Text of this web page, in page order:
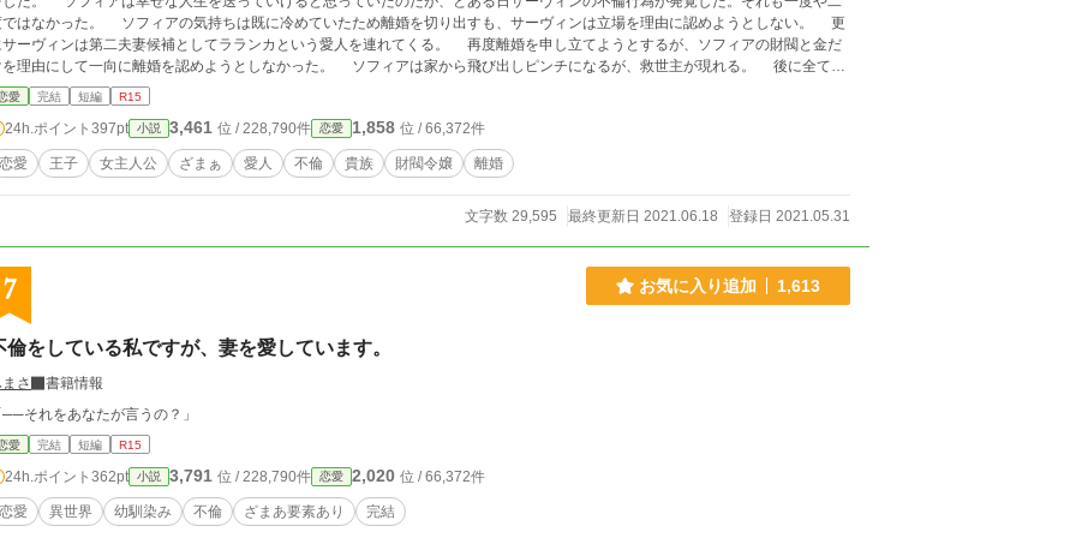
ソフィアの気持ちは既に冷めていたため離婚を切り出すも、サーヴィンは立場を理由に認めようとしない。 更
ーヴィンは第二夫妻候補としてラランカという愛人を連れてくる。 再度離婚を申し立てようとするが、ソフィアの財閥と金だ
由にして一向に離婚を認めようとしなかった。 ソフィアは家から飛び出しピンチになるが、救世主が現れる。 後に全ての
行きを話し、ロミオ＝ルーンブレイス第一王子を味方につけ、更にソフィアの父をも味方につけた。 ソフィアが想定していな
たほどの制裁が始まる。
愛 完結 短編 R15
24h.ポイント 397pt 小説 3,461 位 / 228,790件 恋愛 1,858 位 / 66,372件
恋愛 王子 女主人公 ざまぁ 愛人 不倫 貴族 財閥令嬢 離婚
文字数 29,595 最終更新日 2021.06.18 登録日 2021.05.31
7 お気に入り追加 1,613
倫をしている私ですが、妻を愛しています。
さ
書籍情報
──それをあなたが言うの？」
愛 完結 短編 R15
24h.ポイント 362pt 小説 3,791 位 / 228,790件 恋愛 2,020 位 / 66,372件
恋愛 異世界 幼馴染み 不倫 ざまあ要素あり 完結